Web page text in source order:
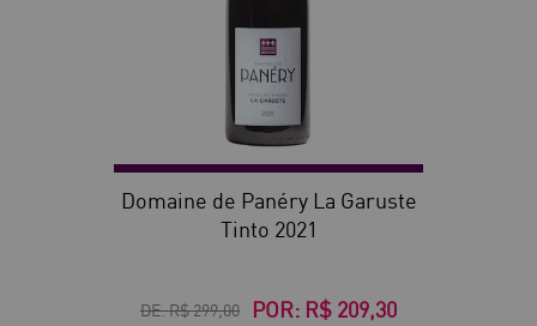
Domaine de Panéry La Garuste
Tinto 2021
DE:R$ 299,00 POR: R$ 209,30